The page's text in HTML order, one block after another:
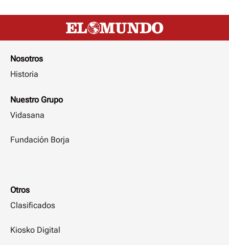
Nosotros
Historia
Nuestro Grupo
Vidasana
Fundación Borja
Otros
Clasificados
Kiosko Digital